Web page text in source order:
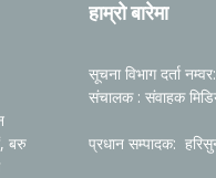
बरु
हाम्रो बारेमा
सूचना विभाग दर्ता
संचालक : संवाहक
प्रधान सम्पादक: